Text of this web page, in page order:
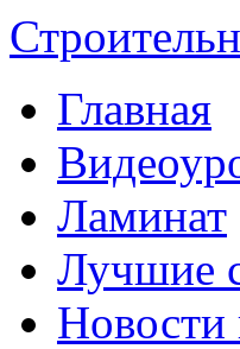
Главная
Ламинат
Лучшие
Новости